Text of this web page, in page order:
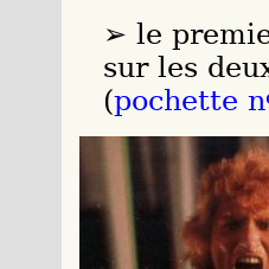
le
sur les
(pochette n